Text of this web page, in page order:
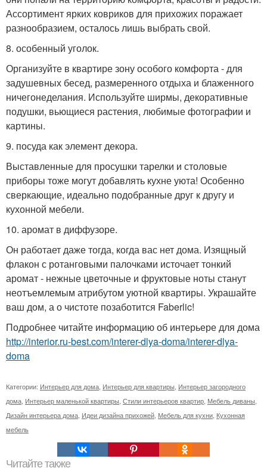
Ассортимент ярких ковриков для прихожих поражает
разнообразием, осталось лишь выбрать свой.
8. особенный уголок.
Организуйте в квартире зону особого комфорта - для
задушевных бесед, размеренного отдыха и блаженного
ничегонеделания. Используйте ширмы, декоративные
подушки, вьющиеся растения, любимые фотографии и
картины.
9. посуда как элемент декора.
Выставленные для просушки тарелки и столовые
приборы тоже могут добавлять кухне уюта! Особенно
сверкающие, идеально подобранные друг к другу и
кухонной мебели.
10. аромат в диффузоре.
Он работает даже тогда, когда вас нет дома. Изящный
флакон с ротанговыми палочками источает тонкий
аромат - нежные цветочные и фруктовые ноты станут
неотъемлемым атрибутом уютной квартиры. Украшайте
ваш дом, а о чистоте позаботится Faberlic!
Подробнее читайте информацию об интерьере для дома
http://interior.ru-best.com/interer-dlya-doma/interer-dlya-
doma
Категории: Интерьер для дома, Интерьер для квартиры, Интерьер загородного
дома, Интерьер маленькой квартиры, Стили интерьеров квартир, Мебель диваны,
Дизайн интерьера дома, Идеи дизайна прихожей, Мебель для кухни, Кухонная
мебель
Читайте также